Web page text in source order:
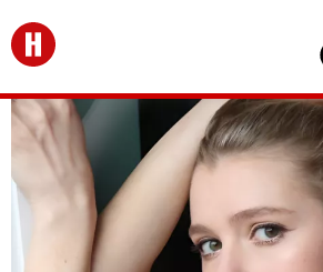
Перейти на главную